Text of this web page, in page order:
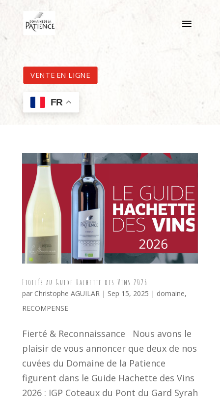
VENTE EN LIGNE
FR
Etoilés au Guide Hachette des Vins 2026
par Christophe AGUILAR| Sep 15, 2025 | domaine,
RECOMPENSE
Fierté & Reconnaissance Nous avons le
plaisir de vous annoncer que deux de nos
cuvées du Domaine de la Patience
figurent dans le Guide Hachette des Vins
2026 : IGP Coteaux du Pont du Gard Syrah